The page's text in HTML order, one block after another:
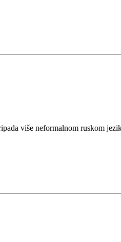
više neformalnom ruskom